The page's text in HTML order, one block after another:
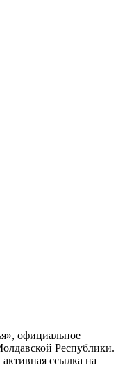
официальное
Республики.
ссылка на